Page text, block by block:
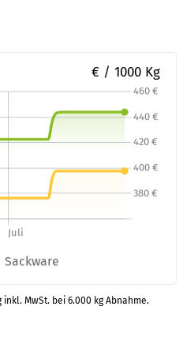
€ / 1000 Kg
MwSt. bei 6.000 kg Abnahme.